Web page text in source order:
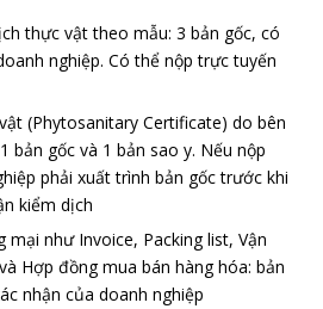
thực vật theo mẫu: 3 bản gốc, có
nghiệp. Có thể nộp trực tuyến
(Phytosanitary Certificate) do bên
bản gốc và 1 bản sao y. Nếu nộp
phải xuất trình bản gốc trước khi
kiểm dịch
như Invoice, Packing list, Vận
Hợp đồng mua bán hàng hóa: bản
nhận của doanh nghiệp